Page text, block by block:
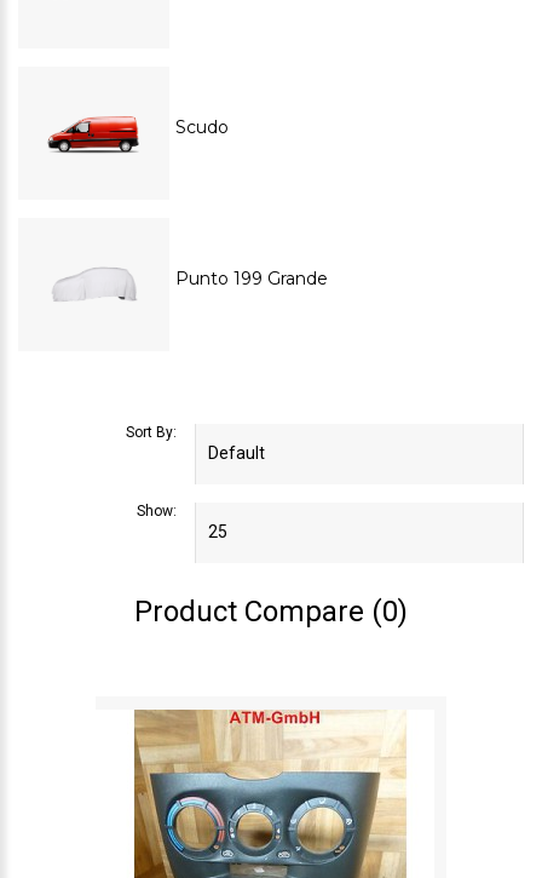
Scudo
Punto 199 Grande
Sort By:
Show:
Product Compare (0)